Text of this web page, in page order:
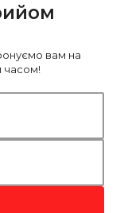
вам на
часом!